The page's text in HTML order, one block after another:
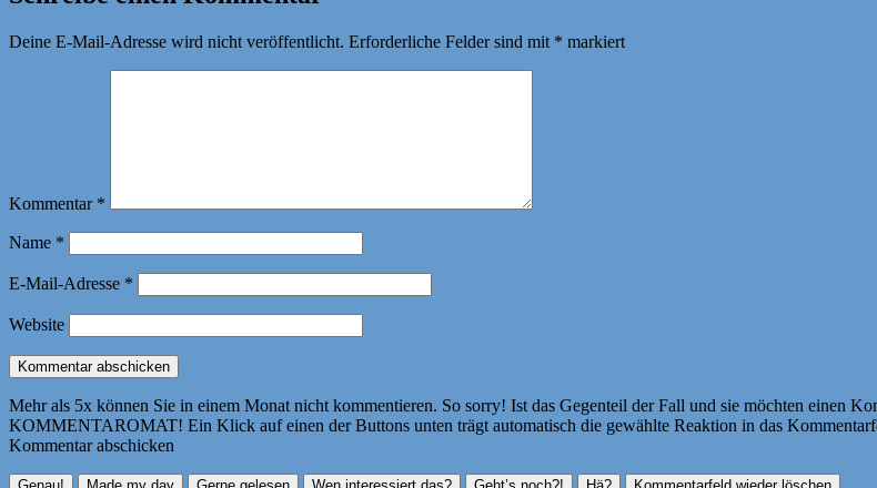
Deine E-Mail-Adresse wird nicht veröffentlicht. Erforderliche Felder sind mit * markiert
Kommentar *
Name *
E-Mail-Adresse *
Website
Mehr als 5x können Sie in einem Monat nicht kommentieren. So sorry! Ist das Gegenteil der Fall und sie möchten einen
KOMMENTAROMAT! Ein Klick auf einen der Buttons unten trägt automatisch die gewählte Reaktion in das
Kommentar abschicken